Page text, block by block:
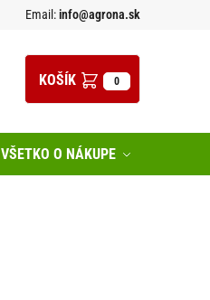
Email:info@agrona.sk
0
VŠETKO O NÁKUPE